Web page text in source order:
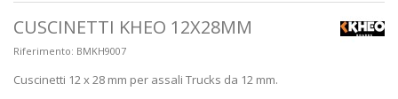
CUSCINETTI KHEO 12X28MM
Riferimento: BMKH9007
Cuscinetti 12 x 28 mm per assali Trucks da 12 mm.